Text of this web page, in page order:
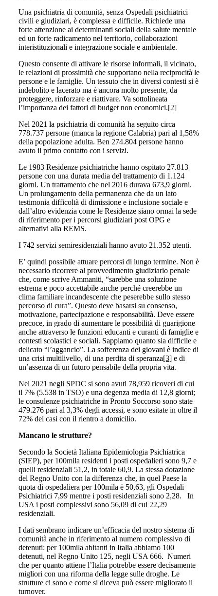
Una psichiatria di comunità, senza Ospedali psichiatrici
civili e giudiziari, è complessa e difficile. Richiede una
forte attenzione ai determinanti sociali della salute mentale
ed un forte radicamento nel territorio, collaborazioni
interistituzionali e integrazione sociale e ambientale.
Questo consente di attivare le risorse informali, il vicinato,
le relazioni di prossimità che supportano nella reciprocità le
persone e le famiglie. Un tessuto che in diversi contesti si è
indebolito e lacerato ma è ancora molto presente, da
proteggere, rinforzare e riattivare. Va sottolineata
l’importanza dei fattori di budget non economici.[2]
Nel 2021 la psichiatria di comunità ha seguito circa
778.737 persone (manca la regione Calabria) pari al 1,58%
della popolazione adulta. Ben 274.804 persone hanno
avuto il primo contatto con i servizi.
Le 1983 Residenze psichiatriche hanno ospitato 27.813
persone con una durata media del trattamento di 1.124
giorni. Un trattamento che nel 2016 durava 673,9 giorni.
Un prolungamento della permanenza che da un lato
testimonia difficoltà di dimissione e inclusione sociale e
dall’altro evidenzia come le Residenze siano ormai la sede
di riferimento per i percorsi giudiziari post OPG e
alternativi alla REMS.
I 742 servizi semiresidenziali hanno avuto 21.352 utenti.
E’ quindi possibile attuare percorsi di lungo termine. Non è
necessario ricorrere al provvedimento giudiziario penale
che, come scrive Ammaniti, “sarebbe una soluzione
estrema e poco accettabile anche perché creerebbe un
clima familiare incandescente che peserebbe sullo stesso
percorso di cura”. Questo deve basarsi su consenso,
motivazione, partecipazione e responsabilità. Deve essere
precoce, in grado di aumentare le possibilità di guarigione
anche attraverso le funzioni educanti e curanti di famiglie e
contesti scolastici e sociali. Sappiamo quanto sia difficile e
delicato “l’aggancio”. La sofferenza dei giovani è indice di
una crisi multilivello, di una perdita di speranza[3] e di
un’assenza di un futuro pensabile della propria vita.
Nel 2021 negli SPDC si sono avuti 78,959 ricoveri di cui
il 7% (5.538 in TSO) e una degenza media di 12,8 giorni;
le consulenze psichiatriche in Pronto Soccorso sono state
479.276 pari al 3,3% degli accessi, e sono esitate in oltre il
72% dei casi con il rientro a domicilio.
Mancano le strutture?
Secondo la Società Italiana Epidemiologia Psichiatrica
(SIEP), per 100mila residenti i posti ospedalieri sono 9,7 e
quelli residenziali 51,2, in totale 60,9. La stessa dotazione
del Regno Unito con la differenza che, in quel Paese la
quota di ospedaliera per 100mila è 50,63, gli Ospedali
Psichiatrici 7,99 mentre i posti residenziali sono 2,28. In
USA i posti complessivi sono 56,09 di cui 22,29
residenziali.
I dati sembrano indicare un’efficacia del nostro sistema di
comunità anche in riferimento al numero complessivo di
detenuti: per 100mila abitanti in Italia abbiamo 100
detenuti, nel Regno Unito 125, negli USA 666. Numeri
che per quanto attiene l’Italia potrebbe essere decisamente
migliori con una riforma della legge sulle droghe. Le
strutture ci sono e come si diceva può essere migliorato il
turnover.